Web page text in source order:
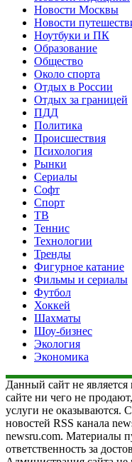
Новости Москвы
Новости
Ноутбуки и ПК
Образование
Общество
Около спорта
Отдых в России
Отдых за границей
ПДД
Политика
Происшествия
Психология
Рынки
Сериалы
Софт
Спорт
ТВ
Теннис
Технологии
Тренды
Фигурное катание
Фильмы и сериалы
Футбол
Хоккей
Шахматы
Шоу-бизнес
Экология
Экономика
Данный сайт не
сайте ни чего не
услуги не оказываются.
новостей RSS канала
newsru.com. Материалы
ответственность за